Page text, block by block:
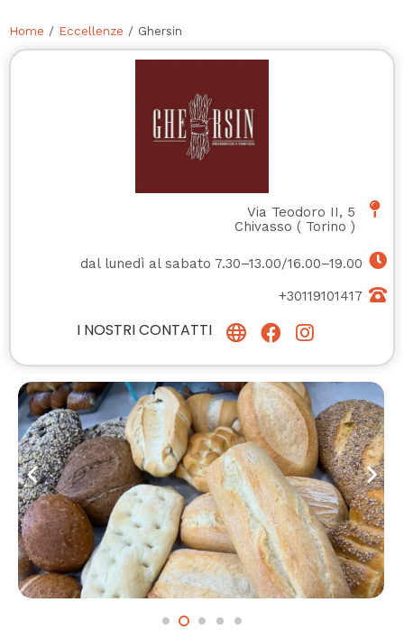
Home / Eccellenze / Ghersin
Via Teodoro II, 5
Chivasso ( Torino )
dal lunedì al sabato 7.30–13.00/16.00–19.00
+30119101417
I NOSTRI CONTATTI